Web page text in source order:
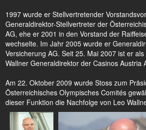
1997 wurde er Stellvertretender
Generaldirektor-Stellvertreter der
AG, ehe er 2001 in den Vorstand der
wechselte. Im Jahr 2005 wurde er
Versicherung AG. Seit 25. Mai 2007 ist er
Wallner Generaldirektor der Casinos Austria
Am 22. Oktober 2009 wurde Stoss zum
Österreichisches Olympisches Comités
dieser Funktion die Nachfolge von Leo